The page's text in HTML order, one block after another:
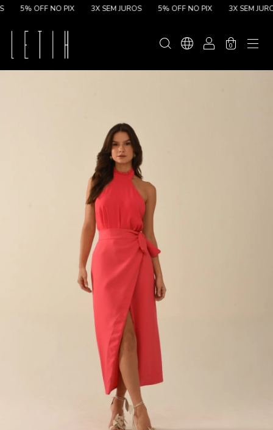
5% OFF NO PIX 3X SEM JUROS 5% OFF NO PIX 3X SEM JUROS
0